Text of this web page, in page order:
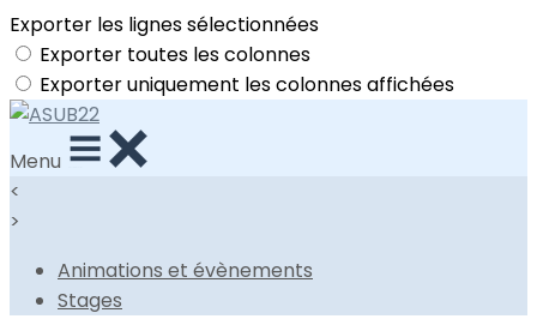
Exporter les lignes sélectionnées
Exporter toutes les colonnes
Exporter uniquement les colonnes affichées
Menu
<
>
Animations et évènements
Stages